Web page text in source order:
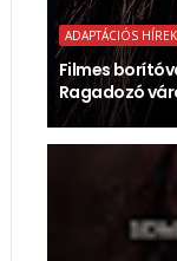
ADAPTÁCIÓS HÍREK
Filmes
Ragadozó